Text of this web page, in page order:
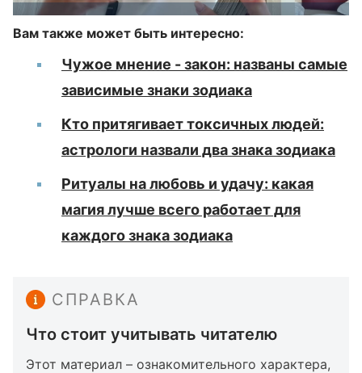
Вам также может быть интересно:
Чужое мнение - закон: названы самые
зависимые знаки зодиака
Кто притягивает токсичных людей:
астрологи назвали два знака зодиака
Ритуалы на любовь и удачу: какая
магия лучше всего работает для
каждого знака зодиака
СПРАВКА
Что стоит учитывать читателю
Этот материал – ознакомительного характера,